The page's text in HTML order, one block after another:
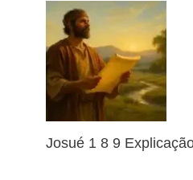
Josué 1 8 9